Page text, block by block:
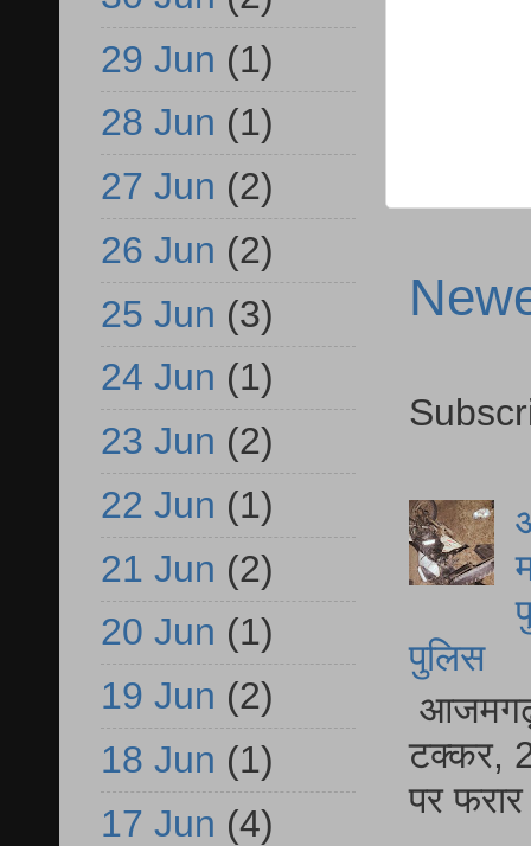
पुलिस
आजमगढ़
टक्कर,
पर
29 Jun (1)
28 Jun (1)
27 Jun (2)
26 Jun (2)
25 Jun (3)
24 Jun (1)
23 Jun (2)
22 Jun (1)
21 Jun (2)
20 Jun (1)
19 Jun (2)
18 Jun (1)
17 Jun (4)